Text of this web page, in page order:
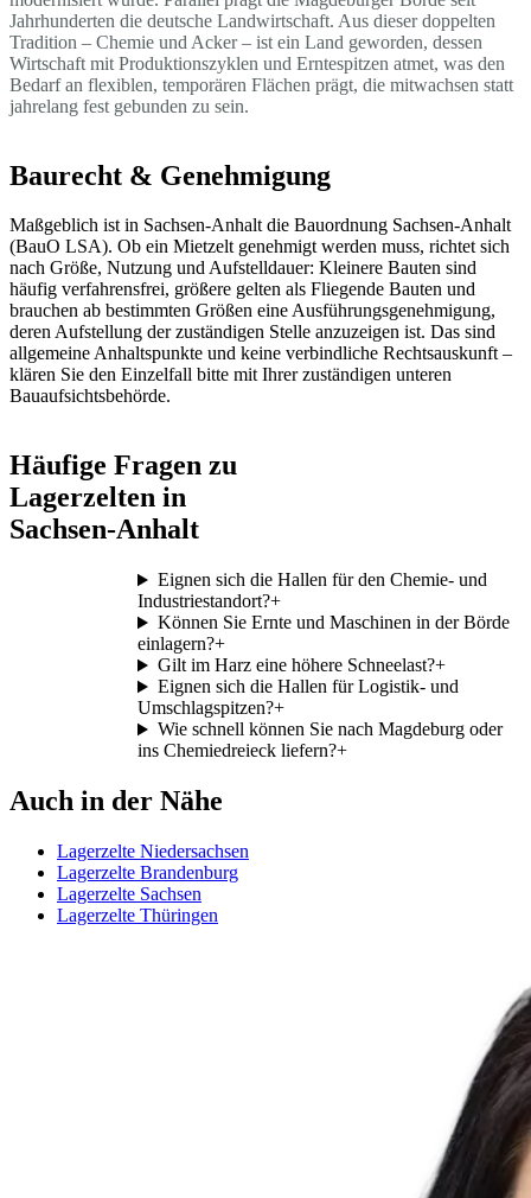
Jahrhunderten die deutsche Landwirtschaft. Aus dieser doppelten
Tradition – Chemie und Acker – ist ein Land geworden, dessen
Wirtschaft mit Produktionszyklen und Erntespitzen atmet, was den
Bedarf an flexiblen, temporären Flächen prägt, die mitwachsen statt
jahrelang fest gebunden zu sein.
Baurecht & Genehmigung
Maßgeblich ist in Sachsen-Anhalt die Bauordnung Sachsen-Anhalt
(BauO LSA). Ob ein Mietzelt genehmigt werden muss, richtet sich
nach Größe, Nutzung und Aufstelldauer: Kleinere Bauten sind
häufig verfahrensfrei, größere gelten als Fliegende Bauten und
brauchen ab bestimmten Größen eine Ausführungsgenehmigung,
deren Aufstellung der zuständigen Stelle anzuzeigen ist. Das sind
allgemeine Anhaltspunkte und keine verbindliche Rechtsauskunft –
klären Sie den Einzelfall bitte mit Ihrer zuständigen unteren
Bauaufsichtsbehörde.
Häufige Fragen zu
Lagerzelten in
Sachsen-Anhalt
Eignen sich die Hallen für den Chemie- und
Industriestandort?+
Können Sie Ernte und Maschinen in der Börde
einlagern?+
Gilt im Harz eine höhere Schneelast?+
Eignen sich die Hallen für Logistik- und
Umschlagspitzen?+
Wie schnell können Sie nach Magdeburg oder
ins Chemiedreieck liefern?+
Auch in der Nähe
Lagerzelte Niedersachsen
Lagerzelte Brandenburg
Lagerzelte Sachsen
Lagerzelte Thüringen